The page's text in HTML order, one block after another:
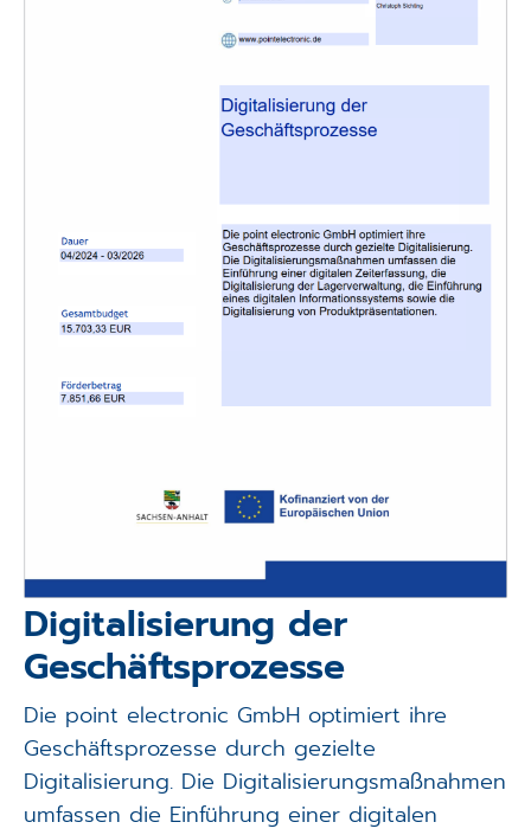
Digitalisierung der
Geschäftsprozesse
Die point electronic GmbH optimiert ihre
Geschäftsprozesse durch gezielte
Digitalisierung. Die Digitalisierungsmaßnahmen
umfassen die Einführung einer digitalen